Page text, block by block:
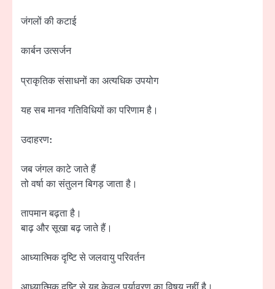
जंगलों की कटाई
कार्बन उत्सर्जन
प्राकृतिक संसाधनों का अत्यधिक उपयोग
यह सब मानव गतिविधियों का परिणाम है।
उदाहरण:
जब जंगल काटे जाते हैं
तो वर्षा का संतुलन बिगड़ जाता है।
तापमान बढ़ता है।
बाढ़ और सूखा बढ़ जाते हैं।
आध्यात्मिक दृष्टि से जलवायु परिवर्तन